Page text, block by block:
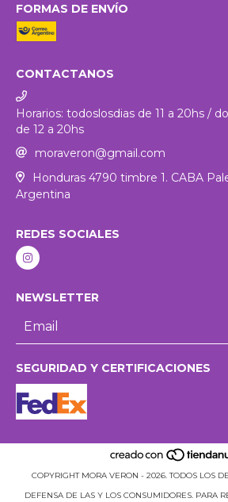
FORMAS DE ENVÍO
CONTACTANOS
Horarios: todoslosdias de 11 a 20hs /
de 12 a 20hs
moraveron@gmail.com
Honduras 4790 timbre 1. CABA
Argentina
REDES SOCIALES
NEWSLETTER
SEGURIDAD Y CERTIFICACIONES
COPYRIGHT MORA VERON - 2026. TODOS LOS
DEFENSA DE LAS Y LOS CONSUMIDORES. PARA